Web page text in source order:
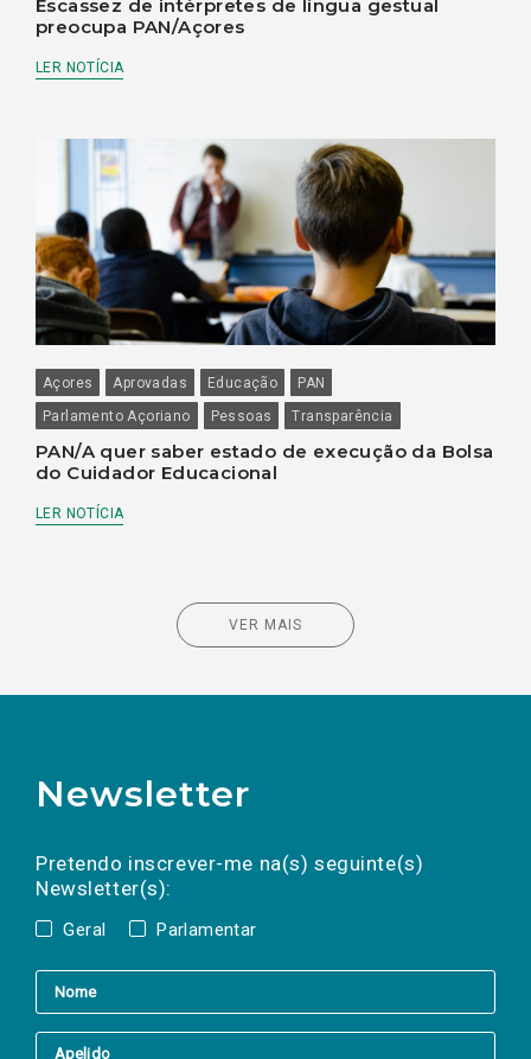
Escassez de intérpretes de língua gestual
preocupa PAN/Açores
LER NOTÍCIA
Açores Aprovadas Educação
PAN
Parlamento Açoriano
Pessoas Transparência
PAN/A quer saber estado de execução da Bolsa
do Cuidador Educacional
LER NOTÍCIA
VER MAIS
Newsletter
Pretendo inscrever-me na(s) seguinte(s)
Newsletter(s):
Geral Parlamentar
a(s) newsletter(s).
mail